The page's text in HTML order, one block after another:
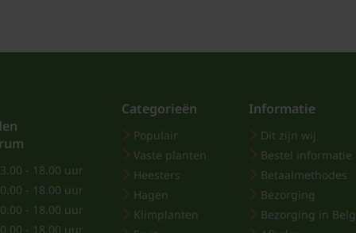
- 18.00 uur
- 18.00 uur
- 18.00 uur
- 18.00 uur
Categorieën
Populair
Vaste planten
Heesters
Hagen
Klimplanten
Informatie
Dit zijn wij
Bestel informatie
Betaalmethodes
Bezorging
Bezorging in